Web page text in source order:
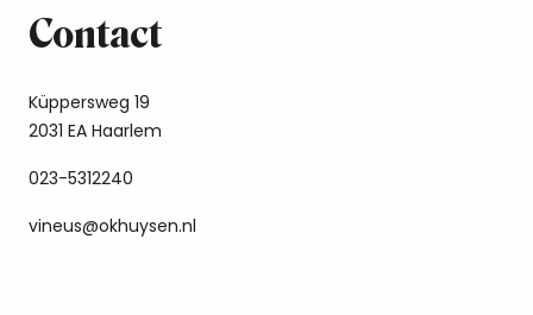
Contact
Küppersweg 19
2031 EA Haarlem
023-5312240
vineus@okhuysen.nl